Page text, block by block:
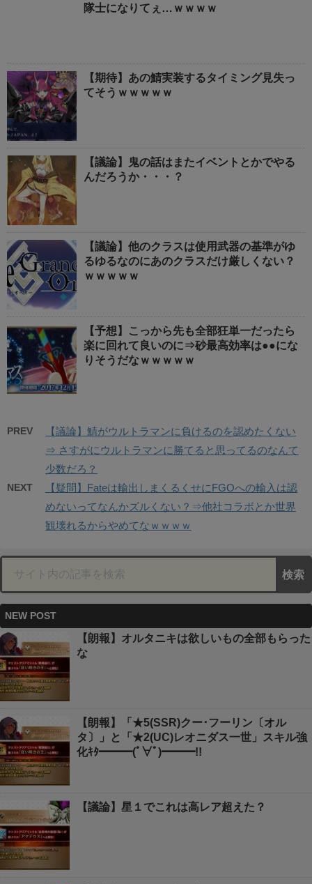
隊士になりてぇ…ｗｗｗｗ
【期待】あの鯖実装するタイミング見失っ
てそうｗｗｗｗｗ
【議論】鬼の話はまたイベントとかでやる
んだろうか・・・？
【議論】他のクラスは使用武器の基準がゆ
るゆるなのにあのクラスだけ厳しくない？
ｗｗｗｗｗ
【予想】こっから先も全部狂単一だったら
楽に回れて良いのに⇒砂最高効率は●●にな
りそうだなｗｗｗｗｗ
PREV
【議論】鯖がウルトラマンに負けるのを認めたくない
⇒ さすがにウルトラマンに勝てると思ってるのなんて
少数だろ？
NEXT
【疑問】Fateは輸出しまくるくせにFGOへの輸入は認
めないってなんかズルくない？⇒他社コラボとか世界
観壊れるからやめてなｗｗｗｗ
NEW POST
【朗報】オルタニキは欲しいもの全部もらった
な
【朗報】「★5(SSR)クー･フーリン〔オル
タ〕」と「★2(UC)レオニダス一世」スキル強
化ｷﾀ━━━(ﾟ∀ﾟ)━━━!!
【議論】星１でこれは高レア超えた？